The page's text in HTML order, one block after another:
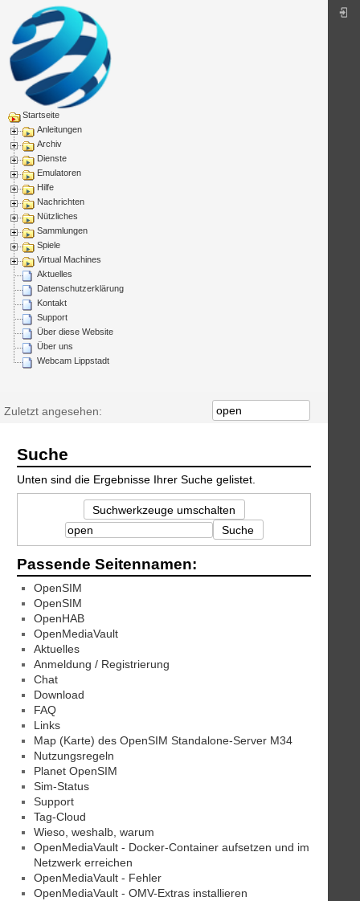
Startseite
Anleitungen
Archiv
Dienste
Emulatoren
Hilfe
Nachrichten
Nützliches
Sammlungen
Spiele
Virtual Machines
Aktuelles
Datenschutzerklärung
Kontakt
Support
Über diese Website
Über uns
Webcam Lippstadt
Zuletzt angesehen:
Suche
Unten sind die Ergebnisse Ihrer Suche gelistet.
Suchwerkzeuge umschalten
Suche
Passende Seitennamen:
OpenSIM
OpenSIM
OpenHAB
OpenMediaVault
Aktuelles
Anmeldung / Registrierung
Chat
Download
FAQ
Links
Map (Karte) des OpenSIM Standalone-Server M34
Nutzungsregeln
Planet OpenSIM
Sim-Status
Support
Tag-Cloud
Wieso, weshalb, warum
OpenMediaVault - Docker-Container aufsetzen und im
Netzwerk erreichen
OpenMediaVault - Fehler
OpenMediaVault - OMV-Extras installieren